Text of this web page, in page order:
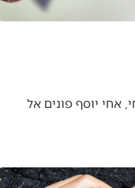
אחי יוסף פונים אל